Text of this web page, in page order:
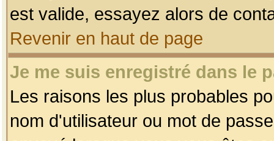
est valide, essayez alors de
Revenir en haut de page
Je me suis enregistré dans le
Les raisons les plus probables
nom d'utilisateur ou mot de